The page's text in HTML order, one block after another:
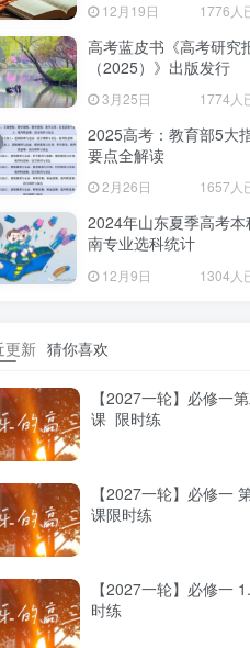
12月19日 1776人
高考蓝皮书《高考研究
（2025）》出版发行
3月25日 1774人
2025高考：教育部5大
要点全解读
2月26日 1657人
2024年山东夏季高考本
南专业选科统计
12月9日 1304人
更新 猜你喜欢
【2027一轮】必修一
课 限时练
【2027一轮】必修一
课限时练
【2027一轮】必修一
时练